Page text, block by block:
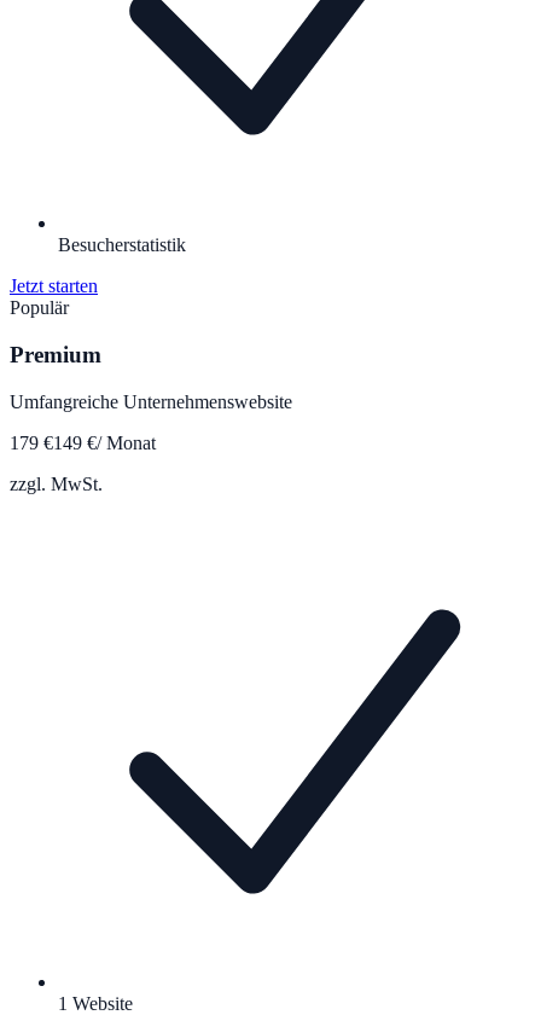
Besucherstatistik
Jetzt starten
Populär
Premium
Umfangreiche Unternehmenswebsite
179 €149 €/ Monat
zzgl. MwSt.
1 Website